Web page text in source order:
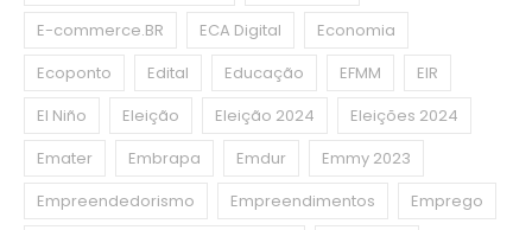
E-commerce.BR
ECA Digital
Economia
Ecoponto
Edital Educação EFMM
EIR
El Niño
Eleição Eleição 2024
Eleições 2024
Emater
Embrapa Emdur
Emmy 2023
Empreendedorismo
Empreendimentos
Emprego